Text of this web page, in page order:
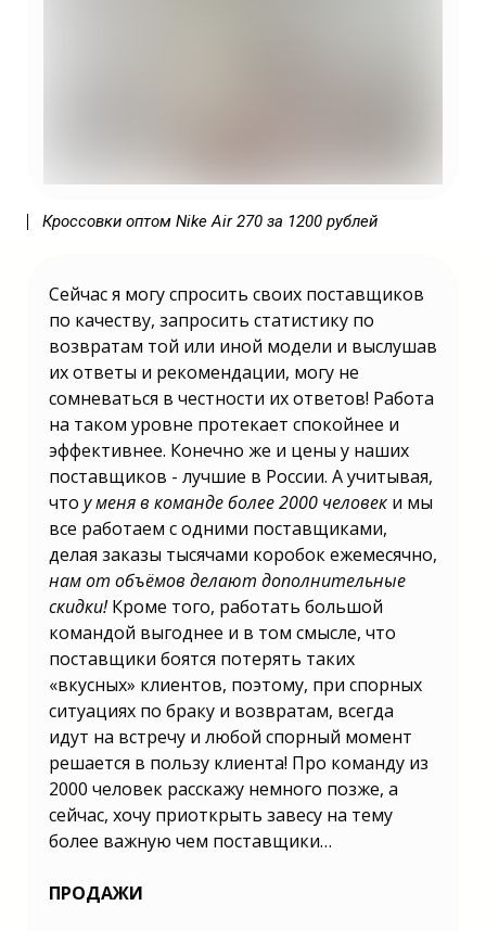
Кроссовки оптом Nike Air 270 за 1200 рублей
Сейчас я могу спросить своих поставщиков
по качеству, запросить статистику по
возвратам той или иной модели и выслушав
их ответы и рекомендации, могу не
сомневаться в честности их ответов! Работа
на таком уровне протекает спокойнее и
эффективнее. Конечно же и цены у наших
поставщиков - лучшие в России. А учитывая,
что у меня в команде более 2000 человек и мы
все работаем с одними поставщиками,
делая заказы тысячами коробок ежемесячно,
нам от объёмов делают дополнительные
скидки!Кроме того, работать большой
командой выгоднее и в том смысле, что
поставщики боятся потерять таких
«вкусных» клиентов, поэтому, при спорных
ситуациях по браку и возвратам, всегда
идут на встречу и любой спорный момент
решается в пользу клиента! Про команду из
2000 человек расскажу немного позже, а
сейчас, хочу приоткрыть завесу на тему
более важную чем поставщики…
ПРОДАЖИ
Какой бизнес открыть в 2025 году? |
Бизнес в России 2025 какой открыть? |
Какой бизнес открыть 2025 году в
России? | Какой бизнес можно открыть
в 2025 году? | Какой бизнес лучше
открыть в 2025 году? | Какой можно
открыть бизнес в 2025 году? | Какой
бизнес выгодно открыть в 2025 году?
| Какой лучше открыть бизнес в 2025
году? | Какой бизнес выгодно открыть
в 2025 году? | Какой малый бизнес
открыть в 2025? | Бизнес в России
2025 какой открыть? | Какой бизнес
открыть 2025 году в России? | Какой
бизнес можно открыть в 2025 году? |
Какой бизнес лучше открыть в 2025
году? | Какой можно открыть бизнес в
2025 году? | Какой бизнес выгодно
открыть в 2025 году? | Какой лучше
открыть бизнес в 2025 году? | Какой
бизнес выгодно открыть в 2025 году?
| Какой малый бизнес открыть в 2025?